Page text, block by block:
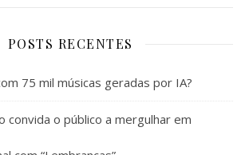
POSTS RECENTES
75 mil músicas geradas por IA?
convida o público a mergulhar em